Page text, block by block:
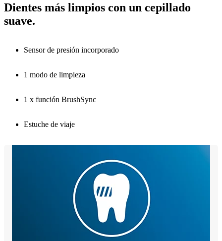
Dientes más limpios con un cepillado
suave.
Sensor de presión incorporado
1 modo de limpieza
1 x función BrushSync
Estuche de viaje